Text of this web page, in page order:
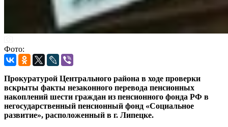
Фото:
Прокуратурой Центрального района в ходе проверки
вскрыты факты незаконного перевода пенсионных
накоплений шести граждан из пенсионного фонда РФ в
негосударственный пенсионный фонд «Социальное
развитие», расположенный в г. Липецке.